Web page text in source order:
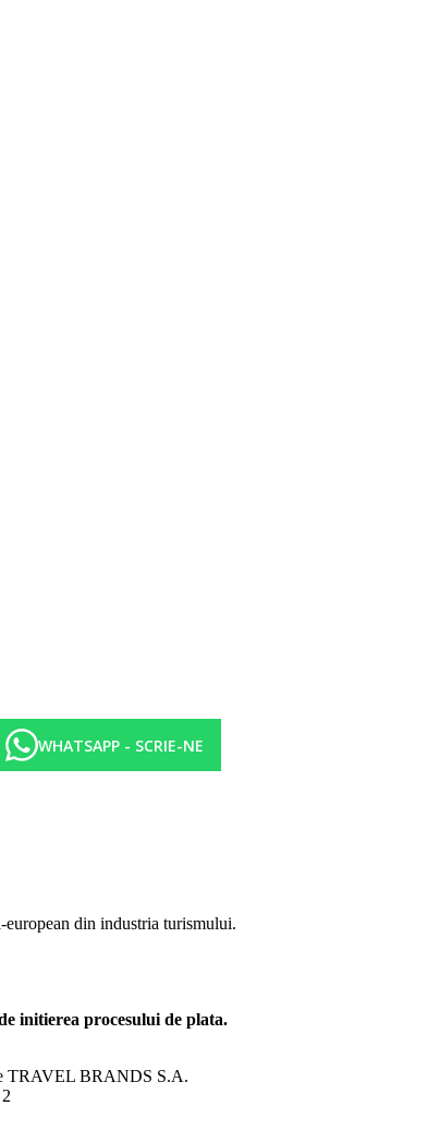
WHATSAPP - SCRIE-NE
european din industria turismului.
initierea procesului de plata.
TRAVEL BRANDS S.A.